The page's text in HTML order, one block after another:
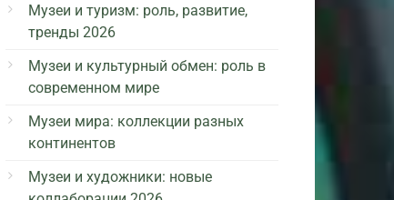
Музеи и туризм: роль, развитие,
тренды 2026
Музеи и культурный обмен: роль в
современном мире
Музеи мира: коллекции разных
континентов
Музеи и художники: новые